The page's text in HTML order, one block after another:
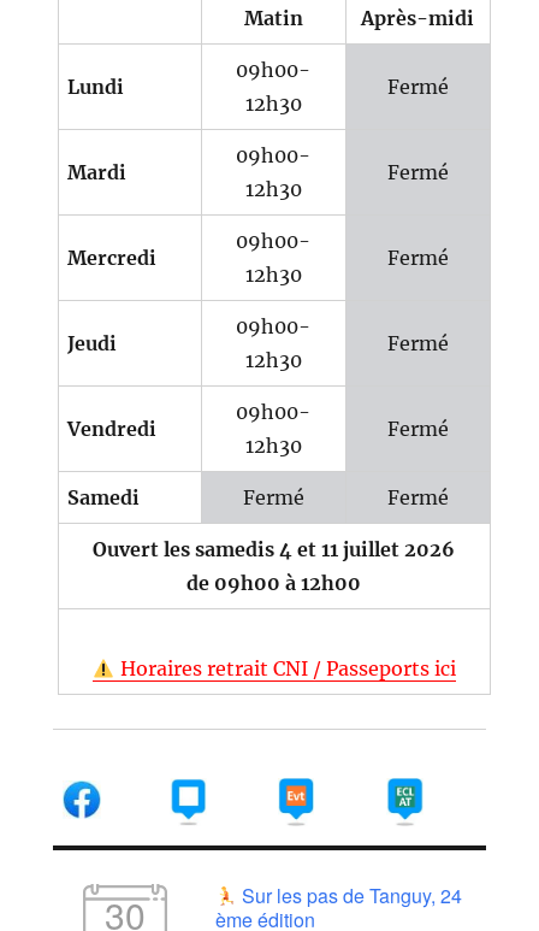
Matin
Après-midi
Lundi
09h00-
12h30
Fermé
Mardi
09h00-
12h30
Fermé
Mercredi
09h00-
12h30
Fermé
Jeudi
09h00-
12h30
Fermé
Vendredi
09h00-
12h30
Fermé
Samedi Fermé Fermé
Ouvert les samedis 4 et 11 juillet 2026
de 09h00 à 12h00
Horaires retrait CNI / Passeports ici
30
Sur les pas de Tanguy, 24
ème édition